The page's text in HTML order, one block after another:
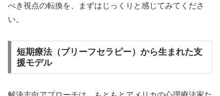
べき視点の転換を、まずはじっくりと感じてみてくださ
い。
短期療法（ブリーフセラピー）から生まれた支
援モデル